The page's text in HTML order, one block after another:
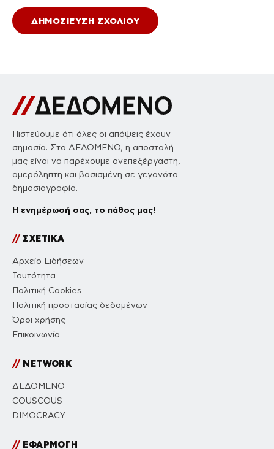
Πιστεύουμε ότι όλες οι απόψεις έχουν
σημασία. Στο ΔΕΔΟΜΕΝΟ, η αποστολή
μας είναι να παρέχουμε ανεπεξέργαστη,
αμερόληπτη και βασισμένη σε γεγονότα
δημοσιογραφία.
Η ενημέρωσή σας, το πάθος μας!
//ΣΧΕΤΙΚΑ
Αρχείο Ειδήσεων
Ταυτότητα
Πολιτική Cookies
Πολιτική προστασίας δεδομένων
Όροι χρήσης
Επικοινωνία
//NETWORK
ΔΕΔΟΜΕΝΟ
COUSCOUS
DIMOCRACY
//ΕΦΑΡΜΟΓΗ